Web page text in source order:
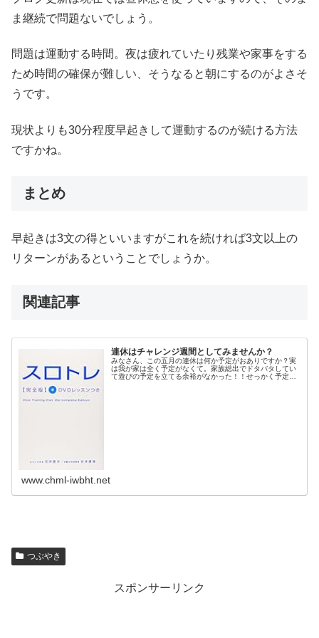
ま継続で問題ないでしょう。
問題は運動する時間。夜は疲れていたり残業や家事をする
ため時間の確保が難しい、そうなると朝にするのがよさそ
うです。
現状よりも30分程度早起きして運動するのが続ける方法
ですかね。
まとめ
早起きは3文の得といいますがこれを続ければ3文以上の
リターンがあるということでしょうか。
関連記事
連休はチャレンジ週間としてみませんか？
みなさん、この五月の連休は何か予定がおありですか？実
は我が家は全く予定がなくて。家族総出でドタバタしてい
て遊びの予定を立てる余裕がなかった！！せっかく予定が
www.chml-iwbht.net
つぶやき
スポンサーリンク